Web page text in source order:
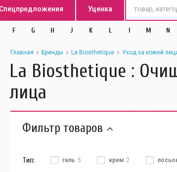
Спецпредложения Уценка
F G H J K L l M N
Главная Бренды La Biosthetique Уход за кожей
La Biosthetique :
лица
Фильтр товаров
Тип: гель 5 крем 2